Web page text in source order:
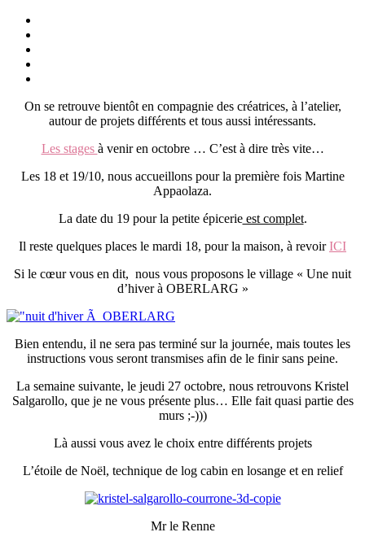
On se retrouve bientôt en compagnie des créatrices, à l’atelier,
autour de projets différents et tous aussi intéressants.
Les stages à venir en octobre … C’est à dire très vite…
Les 18 et 19/10, nous accueillons pour la première fois Martine
Appaolaza.
La date du 19 pour la petite épicerieest complet.
Il reste quelques places le mardi 18, pour la maison, à revoirICI
Si le cœur vous en dit, nous vous proposons le village « Une nuit
d’hiver à OBERLARG »
Bien entendu, il ne sera pas terminé sur la journée, mais toutes les
instructions vous seront transmises afin de le finir sans peine.
La semaine suivante, le jeudi 27 octobre, nous retrouvons Kristel
Salgarollo, que je ne vous présente plus… Elle fait quasi partie des
murs ;-)))
Là aussi vous avez le choix entre différents projets
L’étoile de Noël, technique de log cabin en losange et en relief
Mr le Renne